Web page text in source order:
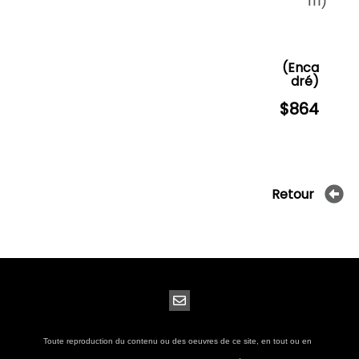
(Enca
dré)
$864
Retour
Toute reproduction du contenu ou des oeuvres de ce site, en tout ou en